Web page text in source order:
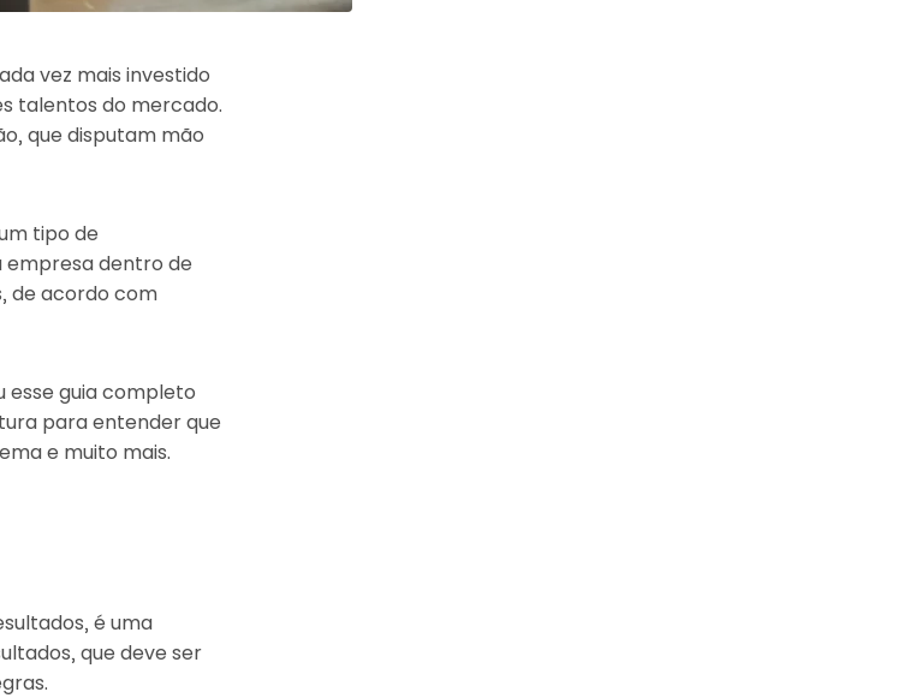
vez mais investido
talentos do mercado.
que disputam mão
tipo de
empresa dentro de
de acordo com
esse guia completo
para entender que
e muito mais.
é uma
que deve ser